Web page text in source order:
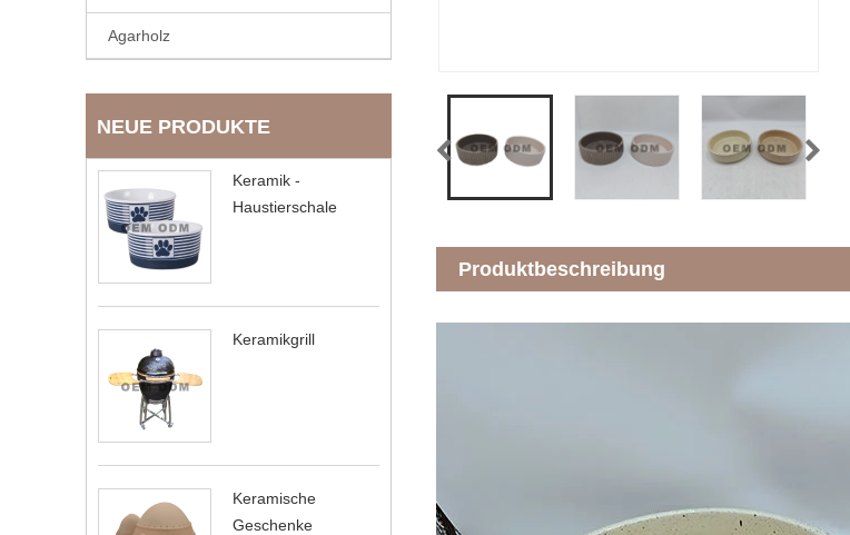
Agarholz
NEUE PRODUKTE
Keramik -
Haustierschale
Keramikgrill
Keramische
Geschenke
Produktbeschreibung